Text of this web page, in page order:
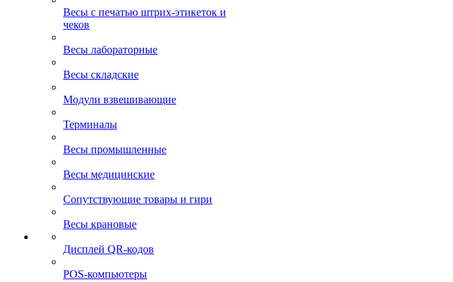
Весы с печатью штрих-этикеток и
чеков
Весы лабораторные
Весы складские
Модули взвешивающие
Терминалы
Весы промышленные
Весы медицинские
Сопутствующие товары и гири
Весы крановые
Дисплей QR-кодов
POS-компьютеры